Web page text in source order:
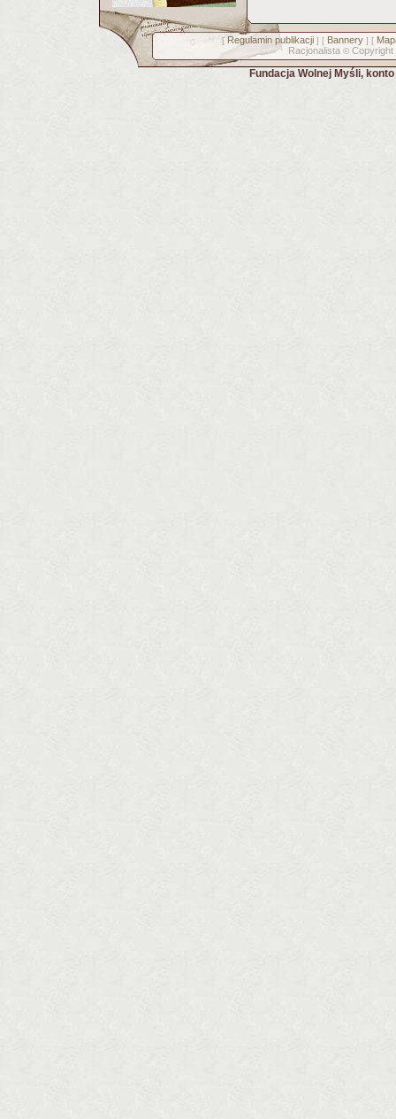
[ Regulamin publikacji] [ Bannery] [
Racjonalista © Copyright
Fundacja Wolnej Myśli,